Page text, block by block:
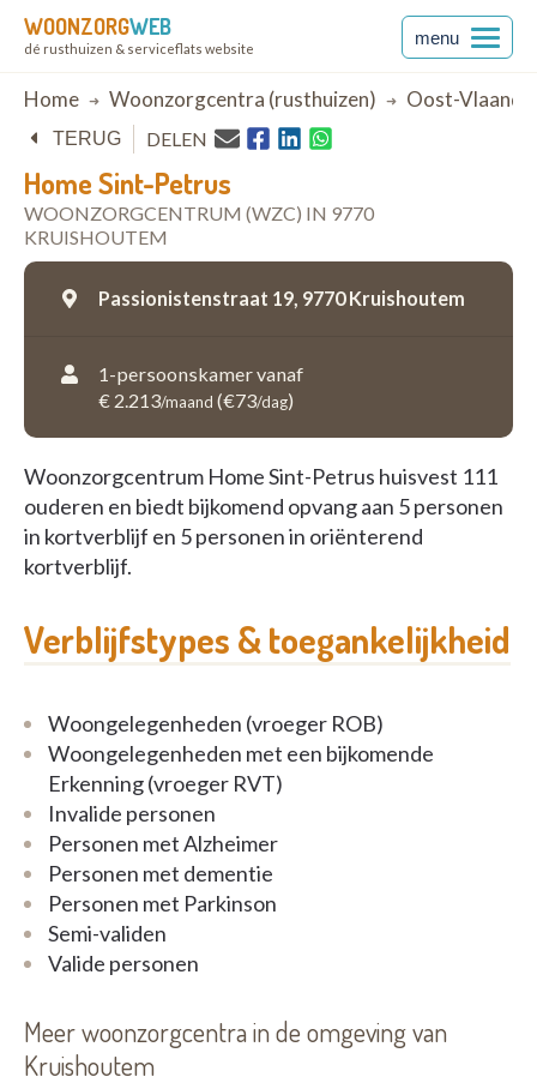
WOONZORGWEB
dé rusthuizen & serviceflats website
menu
Breadcrumb
Home Woonzorgcentra (rusthuizen) Oost-
Home Sint-Petrus
WOONZORGCENTRUM (WZC) IN 9770
KRUISHOUTEM
TERUG DELEN
Passionistenstraat 19, 9770 Kruishoutem
1-persoonskamer vanaf
€ 2.213/maand (€73/dag)
Woonzorgcentrum Home Sint-Petrus huisvest 111
ouderen en biedt bijkomend opvang aan 5 personen
in kortverblijf en 5 personen in oriënterend
kortverblijf.
Verblijfstypes & toegankelijkheid
Woongelegenheden (vroeger ROB)
Woongelegenheden met een bijkomende
Erkenning (vroeger RVT)
Invalide personen
Personen met Alzheimer
Personen met dementie
Personen met Parkinson
Semi-validen
Valide personen
Meer woonzorgcentra in de omgeving van
Kruishoutem